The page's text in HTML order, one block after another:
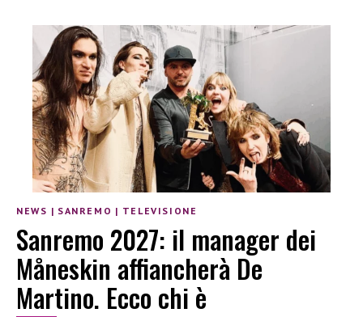
NEWS | SANREMO | TELEVISIONE
Sanremo 2027: il manager dei
Måneskin affiancherà De
Martino. Ecco chi è